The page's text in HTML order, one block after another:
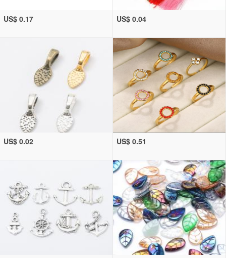
US$ 0.17 US$ 0.04
US$ 0.02 US$ 0.51